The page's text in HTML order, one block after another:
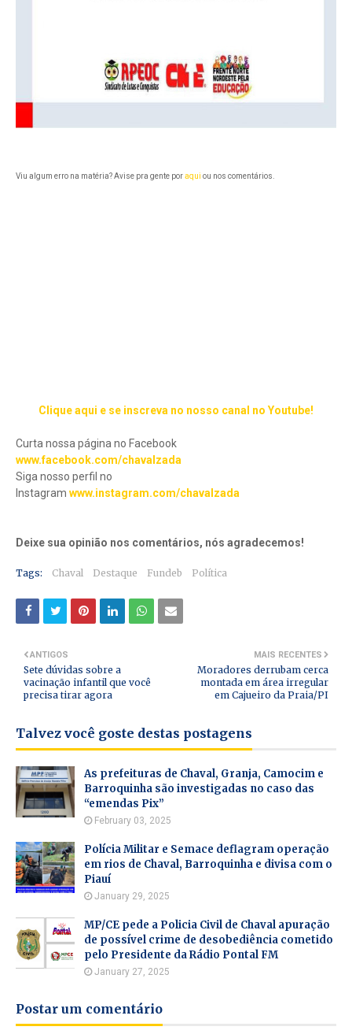
Viu algum erro na matéria? Avise pra gente poraqui ou nos comentários.
Clique aqui e se inscreva no nosso canal no Youtube!
Curta nossa página no Facebook
www.facebook.com/chavalzada
Siga nosso perfil no
Instagram www.instagram.com/chavalzada
Deixe sua opinião nos comentários, nós agradecemos!
Tags: Chaval Destaque Fundeb Política
MAIS RECENTES
Moradores derrubam cerca
montada em área irregular
em Cajueiro da Praia/PI
ANTIGOS
Sete dúvidas sobre a
vacinação infantil que você
precisa tirar agora
Talvez você goste destas postagens
As prefeituras de Chaval, Granja, Camocim e
Barroquinha são investigadas no caso das
“emendas Pix”
February 03, 2025
Polícia Militar e Semace deflagram operação
em rios de Chaval, Barroquinha e divisa com o
Piauí
January 29, 2025
MP/CE pede a Policia Civil de Chaval apuração
de possível crime de desobediência cometido
pelo Presidente da Rádio Pontal FM
January 27, 2025
Postar um comentário